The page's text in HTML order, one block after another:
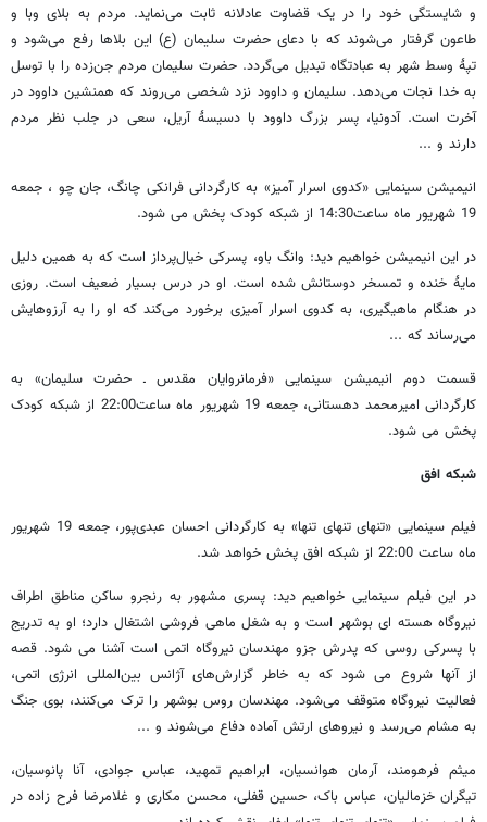
و شايستگی خود را در يک قضاوت عادلانه ثابت می‌نمايد. مردم به بلای وبا و
طاعون گرفتار می‌شوند که با دعای حضرت سليمان (ع) اين بلاها رفع می‌شود و
تپۀ وسط شهر به عبادتگاه تبديل می‌گردد. حضرت سليمان مردم جن‌زده را با توسل
به خدا نجات می‌دهد. سليمان و داوود نزد شخصی می‌روند که همنشين داوود در
آخرت است. آدونيا، پسر بزرگ داوود با دسيسۀ آريل، سعی در جلب نظر مردم
دارند و ...
انیمیشن سینمایی «کدوی اسرار آمیز» به کارگردانی فرانکی چانگ، جان چو ، جمعه
19 شهریور ماه ساعت14:30 از شبکه کودک پخش می شود.
در این انیمیشن خواهیم دید: وانگ باو، پسرکی خیال‌پرداز است که به همین دلیل
مایۀ خنده و تمسخر دوستانش شده است. او در درس بسیار ضعیف است. روزی
در هنگام ماهیگیری، به کدوی اسرار آمیزی برخورد می‌کند که او را به آرزوهایش
می‌رساند که ...
قسمت دوم انیمیشن سینمایی «فرمانروایان مقدس ـ حضرت سلیمان» به
کارگردانی امیرمحمد دهستانی، جمعه 19 شهریور ماه ساعت22:00 از شبکه کودک
پخش می شود.
شبکه افق
فیلم سینمایی «تنهای تنهای تنها» به کارگردانی احسان عبدی‌پور، جمعه 19 شهریور
ماه ساعت 22:00 از شبکه افق پخش خواهد شد.
در این فیلم سینمایی خواهیم دید: پسری مشهور به رنجرو ساکن مناطق اطراف
نیروگاه هسته ای بوشهر است و به شغل ماهی فروشی اشتغال دارد؛ او به تدریج
با پسرکی روسی که پدرش جزو مهندسان نیروگاه اتمی است آشنا می شود. قصه
از آنها شروع می شود که به خاطر گزارش‌های آژانس بین‌المللی انرژی اتمی،
فعالیت نیروگاه متوقف می‌شود. مهندسان روس بوشهر را ترک می‌کنند، بوی جنگ
به مشام می‌رسد و نیروهای ارتش آماده دفاع می‌شوند و ...
میثم فرهومند، آرمان هوانسیان، ابراهیم تمهید، عباس جوادی، آنا پانوسیان،
تیگران خزمالیان، عباس باک، حسین قفلی، محسن مکاری و غلامرضا فرح زاده در